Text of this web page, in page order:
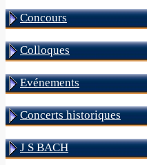
Concours
Colloques
Evénements
Concerts historiques
J S BACH